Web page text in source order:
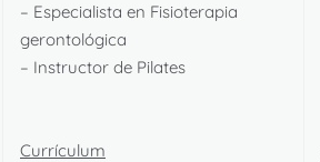
– Especialista en Fisioterapia
gerontológica
– Instructor de Pilates
Currículum